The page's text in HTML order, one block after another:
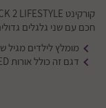
חכם עם שני גלגלים
מומלץ לילדים מגיל
דגם זה כולל אורות LED בגלגלים